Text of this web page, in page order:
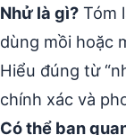
Nhử là gì? Tóm
dùng mồi hoặc
Hiểu đúng từ
chính xác và
Có thể bạn